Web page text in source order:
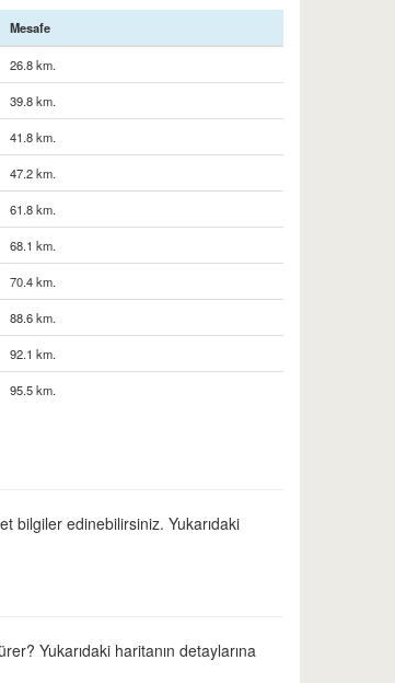
Mesafe
26.8 km.
39.8 km.
41.8 km.
47.2 km.
61.8 km.
68.1 km.
70.4 km.
88.6 km.
92.1 km.
95.5 km.
bilgiler edinebilirsiniz. Yukarıdaki
Yukarıdaki haritanın detaylarına